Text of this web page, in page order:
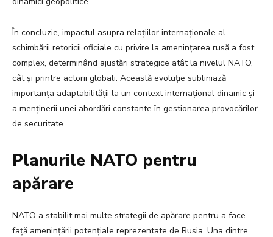
În concluzie, impactul asupra relațiilor internaționale al
schimbării retoricii oficiale cu privire la amenințarea rusă a fost
complex, determinând ajustări strategice atât la nivelul NATO,
cât și printre actorii globali. Această evoluție subliniază
importanța adaptabilității la un context internațional dinamic și
a menținerii unei abordări constante în gestionarea provocărilor
de securitate.
Planurile NATO pentru
apărare
NATO a stabilit mai multe strategii de apărare pentru a face
față amenințării potențiale reprezentate de Rusia. Una dintre